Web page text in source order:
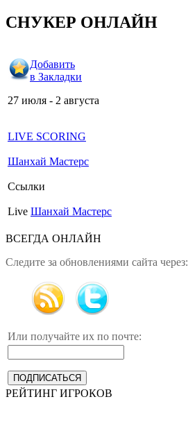
СНУКЕР ОНЛАЙН
Добавить
в Закладки
27 июля - 2 августа
LIVE SCORING
Шанхай Мастерс
Ссылки
Live Шанхай Мастерс
ВСЕГДА ОНЛАЙН
Следите за обновлениями сайта через:
Или получайте их по почте:
РЕЙТИНГ ИГРОКОВ